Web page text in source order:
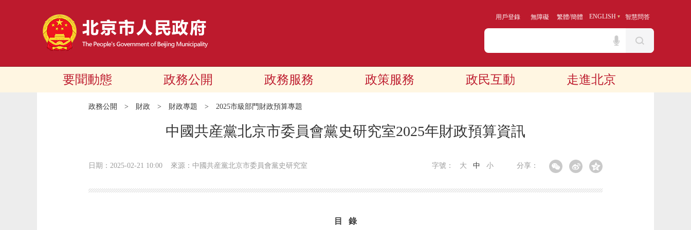
用戶登錄 無障礙 繁體/簡體 ENGLISH 智慧問答
要聞動態 政務公開 政務服務 政策服務 政民互動 走進北京
政務公開 > 財政 > 財政專題 > 2025市級部門財政預算專題
中國共産黨北京市委員會黨史研究室2025年財政預算資訊
日期：2025-02-21 10:00 來源：中國共産黨北京市委員會黨史研究室 分享：
字號： 大 中 小
目 錄